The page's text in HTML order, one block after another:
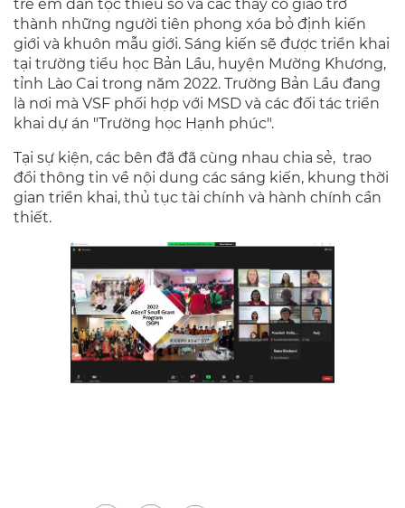
trẻ em dân tộc thiểu số và các thầy cô giáo trở
thành những người tiên phong xóa bỏ định kiến
giới và khuôn mẫu giới. Sáng kiến sẽ được triển khai
tại trường tiểu học Bản Lầu, huyện Mường Khương,
tỉnh Lào Cai trong năm 2022. Trường Bản Lầu đang
là nơi mà VSF phối hợp với MSD và các đối tác triển
khai dự án "Trường học Hạnh phúc".
Tại sự kiện, các bên đã đã cùng nhau chia sẻ, trao
đổi thông tin về nội dung các sáng kiến, khung thời
gian triển khai, thủ tục tài chính và hành chính cần
thiết.